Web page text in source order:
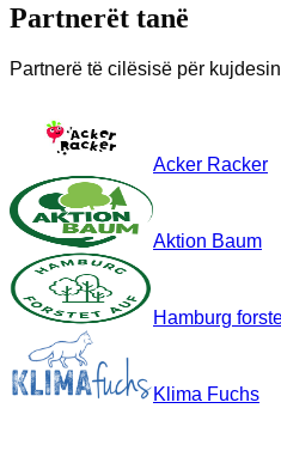
Partnerët tanë
Partnerë të cilësisë për
Acker Racker
Aktion Baum
Hamburg
Klima Fuchs